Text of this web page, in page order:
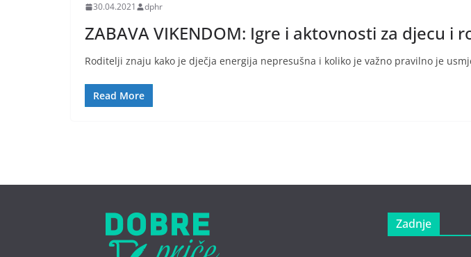
30.04.2021 dphr
ZABAVA VIKENDOM: Igre i aktovnosti za djecu i
Roditelji znaju kako je dječja energija nepresušna i koliko je važno pravilno je
Read More
Zadnje